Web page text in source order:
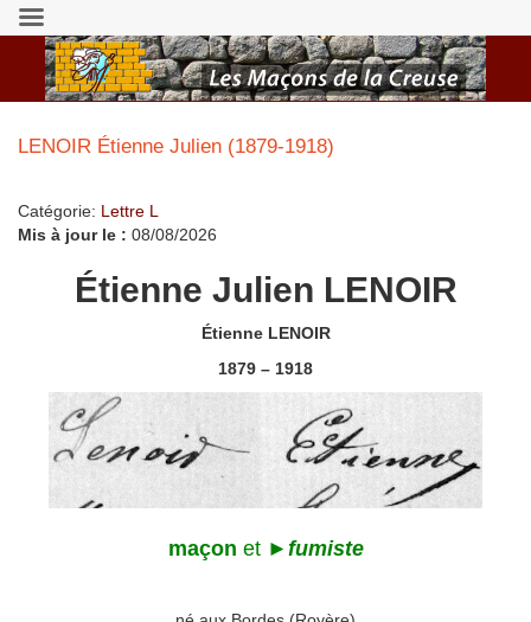
LENOIR Étienne Julien (1879-1918)
Catégorie: Lettre L
Mis à jour le : 08/08/2026
Étienne Julien LENOIR
Étienne LENOIR
1879 – 1918
maçon et ► fumiste